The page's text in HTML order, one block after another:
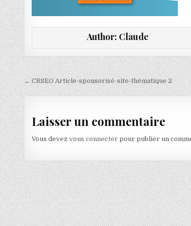
Author: Claude
Navigation de l’article
← CRSEO Article-sponsorisé-site-thématique 2
Laisser un commentaire
Vous devezvous connecter pour publier un